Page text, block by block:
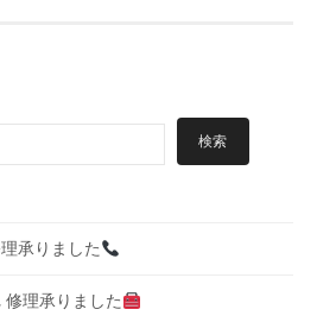
検索
承りました
理承りました